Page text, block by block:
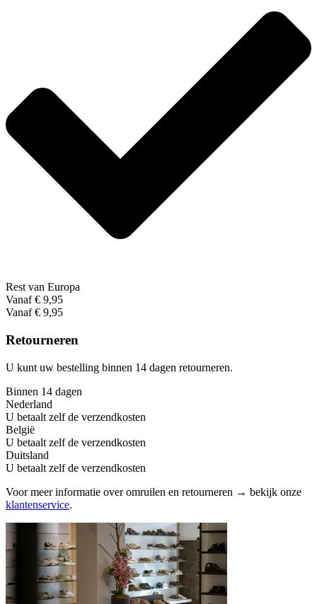
Rest van Europa
Vanaf € 9,95
Vanaf € 9,95
Retourneren
U kunt uw bestelling binnen 14 dagen retourneren.
Binnen 14 dagen
Nederland
U betaalt zelf de verzendkosten
België
U betaalt zelf de verzendkosten
Duitsland
U betaalt zelf de verzendkosten
Voor meer informatie over omruilen en retourneren → bekijk onze
klantenservice.